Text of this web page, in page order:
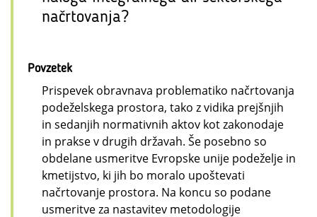
načrtovanja?
Povzetek
Prispevek obravnava problematiko načrtovanja
podeželskega prostora, tako z vidika prejšnjih
in sedanjih normativnih aktov kot zakonodaje
in prakse v drugih državah. Še posebno so
obdelane usmeritve Evropske unije podeželje in
kmetijstvo, ki jih bo moralo upoštevati
načrtovanje prostora. Na koncu so podane
usmeritve za nastavitev metodologije